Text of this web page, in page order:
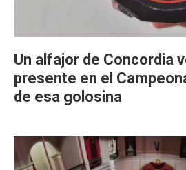
Un alfajor de Concordia
presente en el
de esa golosina